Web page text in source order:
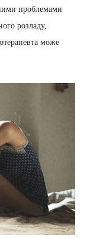
проблемами
розладу,
може